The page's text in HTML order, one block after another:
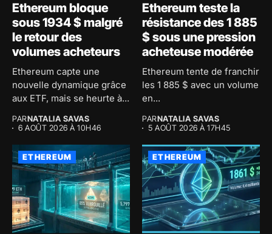
Ethereum bloque
sous 1934 $ malgré
le retour des
volumes acheteurs
Ethereum capte une
nouvelle dynamique grâce
aux ETF, mais se heurte à...
PARNATALIA SAVAS
6 AOÛT 2026 À 10H46
Ethereum teste la
résistance des 1 885
$ sous une pression
acheteuse modérée
Ethereum tente de franchir
les 1 885 $ avec un volume
en...
PARNATALIA SAVAS
5 AOÛT 2026 À 17H45
ETHEREUM ETHEREUM